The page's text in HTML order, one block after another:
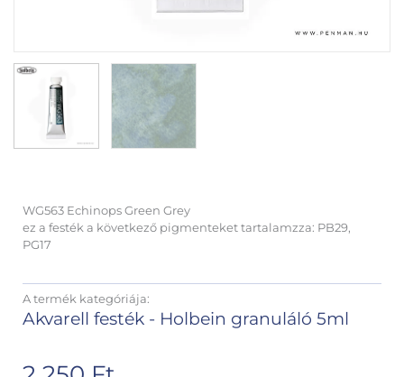
WG563 Echinops Green Grey
ez a festék a következő pigmenteket tartalamzza: PB29,
PG17
A termék kategóriája:
Akvarell festék - Holbein granuláló 5ml